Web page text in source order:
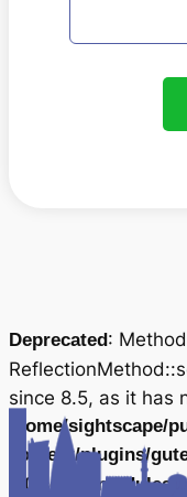
Deprecated : Method
since 8.5, as it has
/home/sightscape/
content/plugins/
7.0/script-